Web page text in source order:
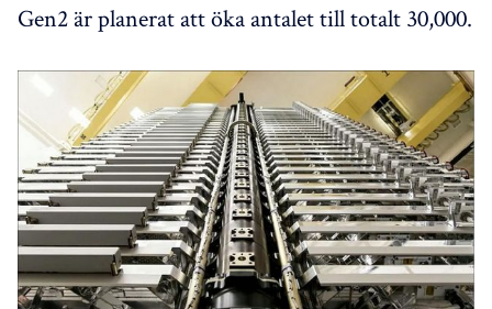
Gen2 är planerat att öka antalet till totalt 30,000.